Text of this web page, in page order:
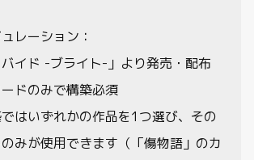
レーション：
バイド -ブライト-」より発売・配布
ドのみで構築必須
ではいずれかの作品を1つ選び、その
みが使用できます（「傷物語」のカ